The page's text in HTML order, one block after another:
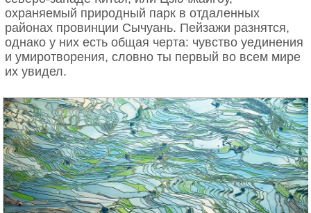
По материалам Interesting Engineering.
охраняемый природный парк в отдаленных
районах провинции Сычуань. Пейзажи разнятся,
однако у них есть общая черта: чувство уединения
и умиротворения, словно ты первый во всем мире
их увидел.